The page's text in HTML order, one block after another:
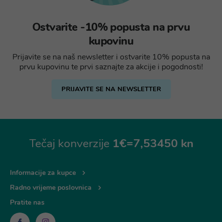
Ostvarite -10% popusta na prvu
kupovinu
Prijavite se na naš newsletter i ostvarite 10% popusta na
prvu kupovinu te prvi saznajte za akcije i pogodnosti!
PRIJAVITE SE NA NEWSLETTER
Tečaj konverzije 1€=7,53450 kn
Informacije za kupce
Radno vrijeme poslovnica
Pratite nas